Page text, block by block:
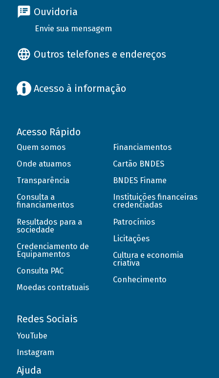
Ouvidoria
Envie sua mensagem
Outros telefones e endereços
Acesso à informação
Acesso Rápido
Quem somos
Onde atuamos
Transparência
Consulta a
financiamentos
Resultados para a
sociedade
Credenciamento de
Equipamentos
Consulta PAC
Moedas contratuais
Financiamentos
Cartão BNDES
BNDES Finame
Instituições financeiras
credenciadas
Patrocínios
Licitações
Cultura e economia
criativa
Conhecimento
Redes Sociais
YouTube
Instagram
Ajuda